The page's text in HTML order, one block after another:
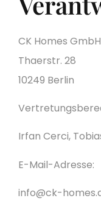
CK Homes GmbH
Thaerstr. 28
10249 Berlin
Irfan Cerci,
E-Mail-Adresse:
info@ck-